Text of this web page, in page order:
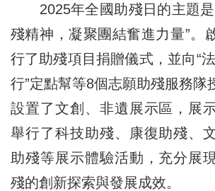
2025年全國助殘日的主題是
殘精神，凝聚團結奮進力量”。
行了助殘項目捐贈儀式，並向“
行”定點幫等8個志願助殘服務隊
設置了文創、非遺展示區，展
舉行了科技助殘、康復助殘、
助殘等展示體驗活動，充分展
殘的創新探索與發展成效。